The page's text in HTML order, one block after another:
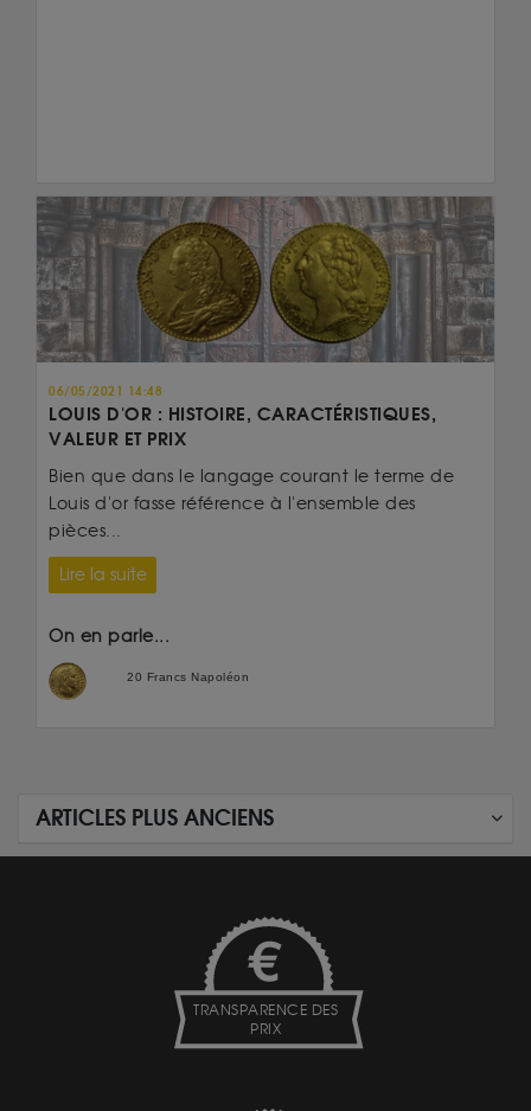
06/05/2021 14:48
LOUIS D'OR : HISTOIRE, CARACTÉRISTIQUES,
VALEUR ET PRIX
Bien que dans le langage courant le terme de
Louis d'or fasse référence à l'ensemble des
pièces...
Lire la suite
On en parle...
20 Francs Napoléon
ARTICLES PLUS ANCIENS
TRANSPARENCE DES
PRIX